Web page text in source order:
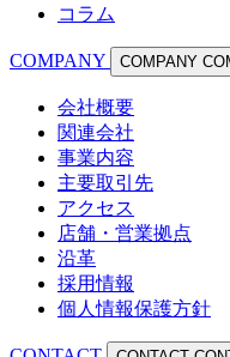
コラム
COMPANY COMPANY
会社概要
関連会社
事業内容
主要取引先
アクセス
店舗・営業拠点
沿革
採用情報
個人情報保護方針